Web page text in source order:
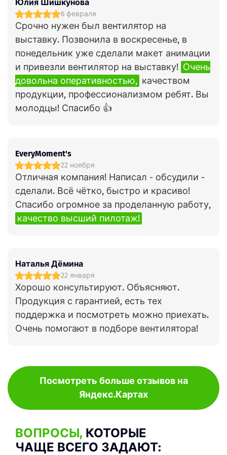
Юлия Шишкунова
6 февраля
Срочно нужен был вентилятор на
выставку. Позвонила в воскресенье, в
понедельник уже сделали макет анимации
и привезли вентилятор на выставку! Очень
довольна оперативностью, качеством
продукции, профессионализмом ребят. Вы
молодцы! Спасибо 👍
EveryMoment's
22 ноября
Отличная компания! Написал - обсудили -
сделали. Всё чётко, быстро и красиво!
Спасибо огромное за проделанную работу,
качество высший пилотаж!
Наталья Дёмина
22 января
Хорошо консультируют. Объясняют.
Продукция с гарантией, есть тех
поддержка и посмотреть можно приехать.
Очень помогают в подборе вентилятора!
Посмотреть больше отзывов на
Яндекс.Картах
ВОПРОСЫ, КОТОРЫЕ
ЧАЩЕ ВСЕГО ЗАДАЮТ: